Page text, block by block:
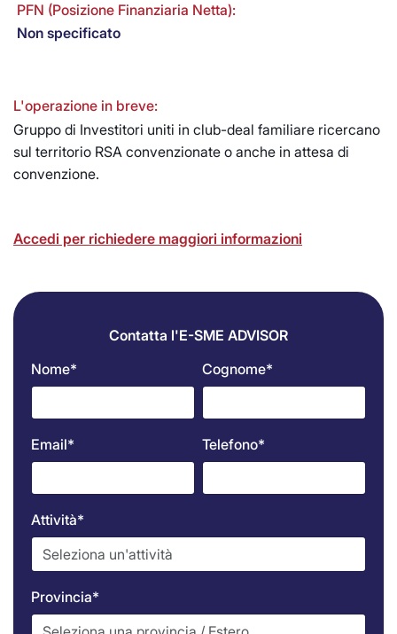
PFN (Posizione Finanziaria Netta):
Non specificato
L'operazione in breve:
Gruppo di Investitori uniti in club-deal familiare ricercano
sul territorio RSA convenzionate o anche in attesa di
convenzione.
Accedi per richiedere maggiori informazioni
Contatta l'E-SME ADVISOR
Nome*
Cognome*
Email* Telefono*
Attività*
Provincia*